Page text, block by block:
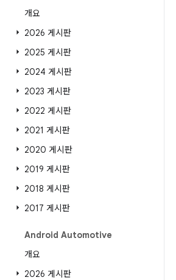
개요
2026 게시판
2025 게시판
2024 게시판
2023 게시판
2022 게시판
2021 게시판
2020 게시판
2019 게시판
2018 게시판
2017 게시판
Android Automotive
개요
2026 게시판